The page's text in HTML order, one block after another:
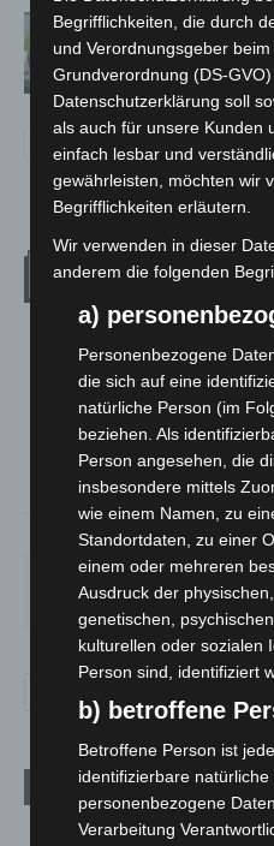
Promille aus
LANGENHAGEN
Klarer Himmel
66%
SO.
34°
MO.
29°
DI.
23
Aktuelle Beiträge
Kunst trifft Weingenuss:
Begrifflichkeiten, die durch
und Verordnungsgeber
Grundverordnung (DS-
Datenschutzerklärung soll
als auch für unsere Kunden
einfach lesbar und
gewährleisten, möchten wir
Begrifflichkeiten erläutern.
Wir verwenden in dieser
anderem die folgenden
a)
Personenbezogene
die sich auf eine
natürliche Person (im
beziehen. Als
Person angesehen, die
insbesondere mittels
wie einem Namen, zu
Standortdaten, zu einer
einem oder mehreren
Ausdruck der
genetischen,
kulturellen oder sozialen
Person sind, identifiziert
b) betroffene
Betroffene Person ist
identifizierbare
personenbezogene
Verarbeitung